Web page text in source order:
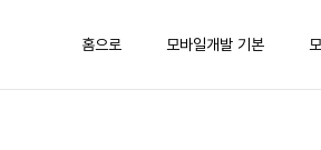
홈으로 모바일개발 기본